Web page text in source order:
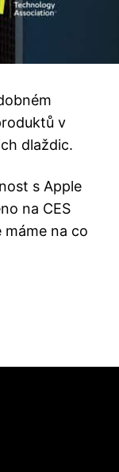
v
dlaždic.
s Apple
na CES
máme na co